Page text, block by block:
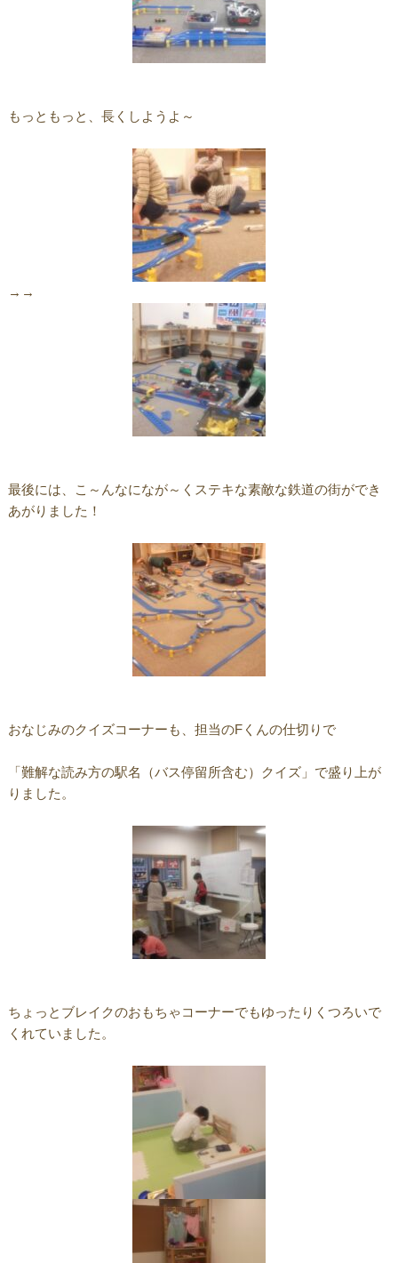
もっともっと、長くしようよ～
→→
最後には、こ～んなになが～くステキな素敵な鉄道の街ができ
あがりました！
おなじみのクイズコーナーも、担当のFくんの仕切りで
「難解な読み方の駅名（バス停留所含む）クイズ」で盛り上が
りました。
ちょっとブレイクのおもちゃコーナーでもゆったりくつろいで
くれていました。